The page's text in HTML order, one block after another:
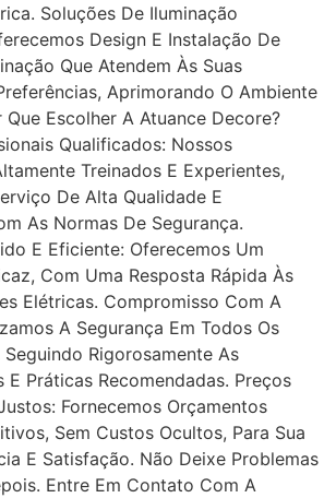
Soluções De Iluminação
Design E Instalação De
Que Atendem Às Suas
Aprimorando O Ambiente
Que Escolher A Atuance Decore?
Qualificados: Nossos
Treinados E Experientes,
De Alta Qualidade E
As Normas De Segurança.
E Eficiente: Oferecemos Um
Com Uma Resposta Rápida Às
Elétricas. Compromisso Com A
A Segurança Em Todos Os
Rigorosamente As
E Práticas Recomendadas. Preços
Fornecemos Orçamentos
Sem Custos Ocultos, Para Sua
E Satisfação. Não Deixe Problemas
Entre Em Contato Com A